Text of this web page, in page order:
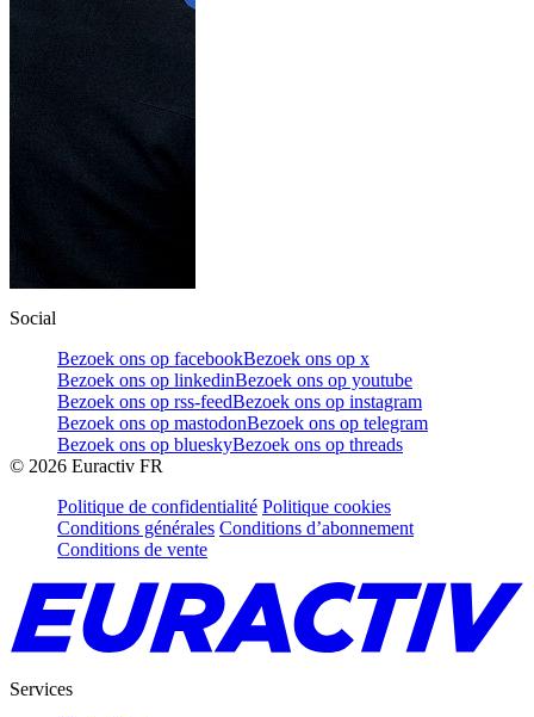
Social
Bezoek ons op facebookBezoek ons op x
Bezoek ons op linkedinBezoek ons op youtube
Bezoek ons op rss-feedBezoek ons op instagram
Bezoek ons op mastodonBezoek ons op telegram
Bezoek ons op blueskyBezoek ons op threads
© 2026 Euractiv FR
Politique de confidentialité Politique cookies
Conditions générales Conditions d’abonnement
Conditions de vente
Services